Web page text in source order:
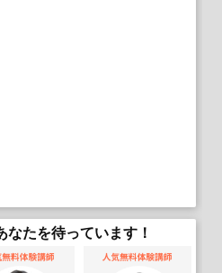
たを待っています！